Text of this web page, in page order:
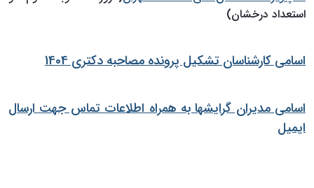
استعداد درخشان)
اسامی کارشناسان تشکیل پرونده مصاحبه دکتری 1404
اسامی مدیران گرایشها به همراه اطلاعات تماس جهت ارسال
ایمیل